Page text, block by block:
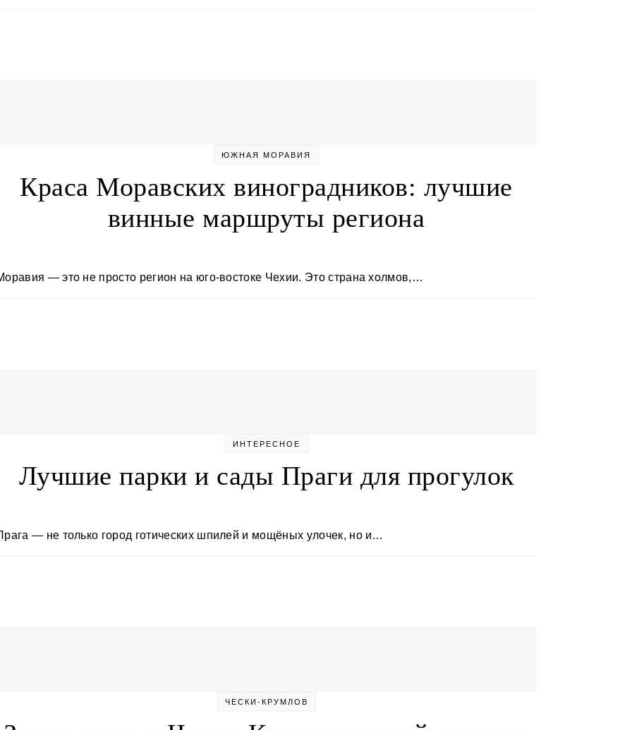
ЮЖНАЯ МОРАВИЯ
Краса Моравских виноградников: лучшие
винные маршруты региона
Моравия — это не просто регион на юго-востоке Чехии. Это страна холмов,…
ИНТЕРЕСНОЕ
Лучшие парки и сады Праги для прогулок
Прага — не только город готических шпилей и мощёных улочек, но и…
ЧЕСКИ-КРУМЛОВ